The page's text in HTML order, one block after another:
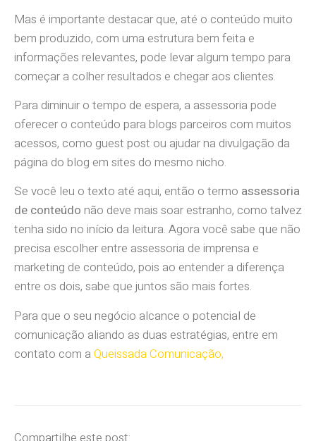
Mas é importante destacar que, até o conteúdo muito
bem produzido, com uma estrutura bem feita e
informações relevantes, pode levar algum tempo para
começar a colher resultados e chegar aos clientes.
Para diminuir o tempo de espera, a assessoria pode
oferecer o conteúdo para blogs parceiros com muitos
acessos, como guest post ou ajudar na divulgação da
página do blog em sites do mesmo nicho.
Se você leu o texto até aqui, então o termo assessoria
de conteúdo não deve mais soar estranho, como talvez
tenha sido no início da leitura. Agora você sabe que não
precisa escolher entre assessoria de imprensa e
marketing de conteúdo, pois ao entender a diferença
entre os dois, sabe que juntos são mais fortes.
Para que o seu negócio alcance o potencial de
comunicação aliando as duas estratégias, entre em
contato com a Queissada Comunicação,